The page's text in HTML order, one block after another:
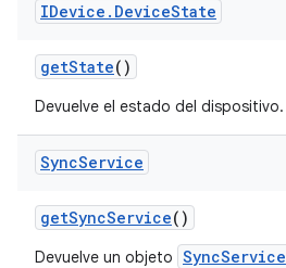
IDevice . DeviceState
getState()
Devuelve el estado del dispositivo.
SyncService
getSyncService()
Devuelve un objeto SyncService